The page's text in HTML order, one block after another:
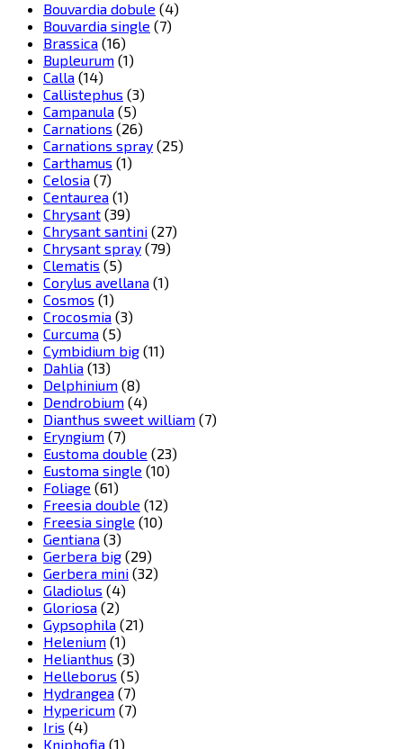
Bouvardia dobule (4)
Bouvardia single (7)
Brassica (16)
Bupleurum (1)
Calla (14)
Callistephus (3)
Campanula (5)
Carnations (26)
Carnations spray (25)
Carthamus (1)
Celosia (7)
Centaurea (1)
Chrysant (39)
Chrysant santini (27)
Chrysant spray (79)
Clematis (5)
Corylus avellana (1)
Cosmos (1)
Crocosmia (3)
Curcuma (5)
Cymbidium big (11)
Dahlia (13)
Delphinium (8)
Dendrobium (4)
Dianthus sweet william (7)
Eryngium (7)
Eustoma double (23)
Eustoma single (10)
Foliage (61)
Freesia double (12)
Freesia single (10)
Gentiana (3)
Gerbera big (29)
Gerbera mini (32)
Gladiolus (4)
Gloriosa (2)
Gypsophila (21)
Helenium (1)
Helianthus (3)
Helleborus (5)
Hydrangea (7)
Hypericum (7)
Iris (4)
Kniphofia (1)